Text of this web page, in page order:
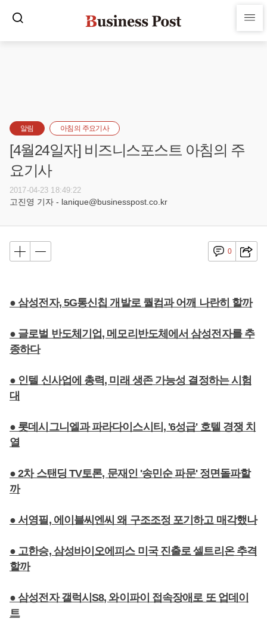
알림 아침의 주요기사
[4월24일자] 비즈니스포스트 아침의 주
요기사
2017-04-23 18:49:22
고진영 기자 - lanique@businesspost.co.kr
0
● 삼성전자, 5G통신칩 개발로 퀄컴과 어깨 나란히 할까
● 글로벌 반도체기업, 메모리반도체에서 삼성전자를 추
종하다
● 인텔 신사업에 총력, 미래 생존 가능성 결정하는 시험
대
● 롯데시그니엘과 파라다이스시티, '6성급' 호텔 경쟁 치
열
● 2차 스탠딩 TV토론, 문재인 '송민순 파문' 정면돌파할
까
● 서영필, 에이블씨엔씨 왜 구조조정 포기하고 매각했나
● 고한승, 삼성바이오에피스 미국 진출로 셀트리온 추격
할까
● 삼성전자 갤럭시S8, 와이파이 접속장애로 또 업데이
트